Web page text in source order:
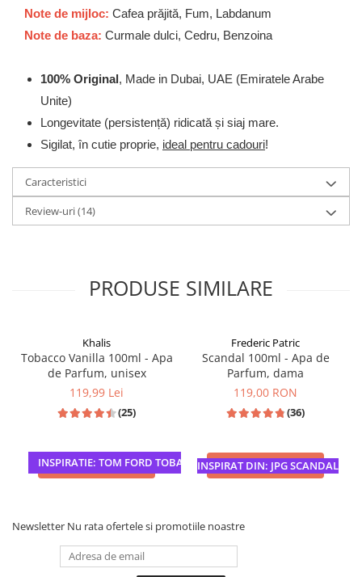
Note de mijloc: Cafea prăjită, Fum, Labdanum
Note de baza: Curmale dulci, Cedru, Benzoina
100% Original, Made in Dubai, UAE (Emiratele Arabe
Unite)
Longevitate (persistență) ridicată și siaj mare.
Sigilat, în cutie proprie, ideal pentru cadouri!
Caracteristici
Review-uri(14)
PRODUSE SIMILARE
INSPIRATIE: TOM FORD TOBACCO VANILLE
Khalis
Tobacco Vanilla 100ml - Apa
de Parfum, unisex
119,99 Lei
(25)
ADAUGA IN COS INSPIRAT DIN: JPG SCANDAL
Frederic Patric
Scandal 100ml - Apa de
Parfum, dama
119,00 RON
(36)
ADAUGA IN COS
Newsletter Nu rata ofertele si promotiile noastre